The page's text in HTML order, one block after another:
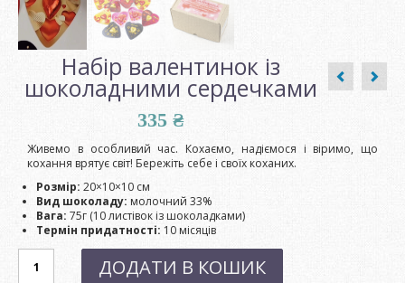
Набір валентинок із
шоколадними сердечками
335₴
Живемо в особливий час. Кохаємо, надіємося і віримо, що
кохання врятує світ! Бережіть себе і своїх коханих.
Розмір: 20×10×10 см
Вид шоколаду: молочний 33%
Вага: 75г (10 листівок із шоколадками)
Термін придатності: 10 місяців
Набір
валентинок
ДОДАТИ В КОШИК